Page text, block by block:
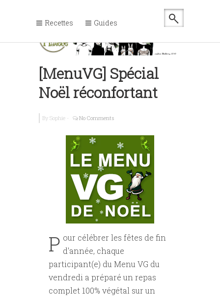
Recettes Guides
[MenuVG] Spécial
Noël réconfortant
By Sophie - No Comments
P our célébrer les fêtes de fin
d'année, chaque
participant(e) du Menu VG du
vendredi a préparé un repas
complet 100% végétal sur un